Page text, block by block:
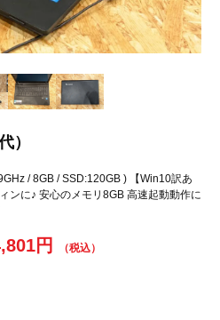
）
/ 8GB / SSD:120GB ) 【Win10訳あ
ンに♪ 安心のメモリ8GB 高速起動動作に
円